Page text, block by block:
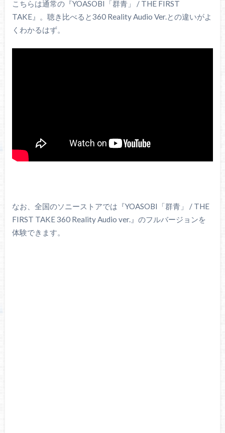
こちらは通常の『YOASOBI「群青」 / THE FIRST
TAKE』。聴き比べると360 Reality Audio Ver.との違いがよ
くわかるはず。
なお、全国のソニーストアでは『YOASOBI「群青」 / THE
FIRST TAKE 360 Reality Audio ver.』のフルバージョンを
体験できます。